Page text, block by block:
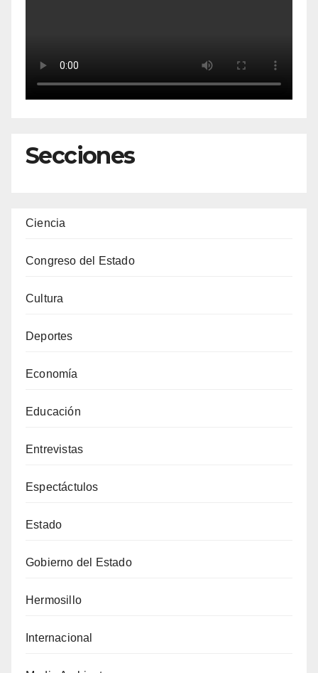
Secciones
Ciencia
Congreso del Estado
Cultura
Deportes
Economía
Educación
Entrevistas
Espectáctulos
Estado
Gobierno del Estado
Hermosillo
Internacional